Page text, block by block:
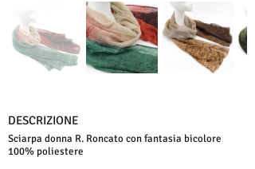
DESCRIZIONE
Sciarpa donna R. Roncato con fantasia bicolore
100% poliestere